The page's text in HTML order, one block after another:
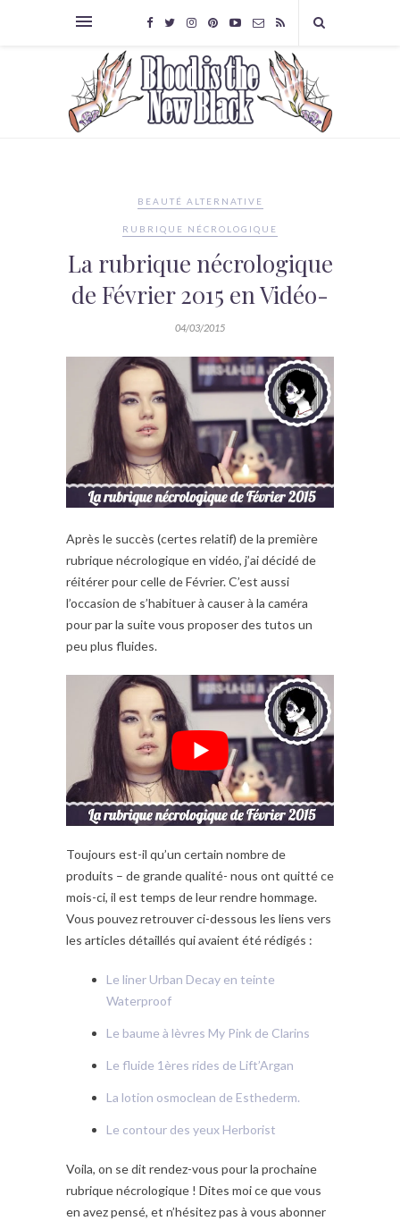
BEAUTÉ ALTERNATIVE
RUBRIQUE NÉCROLOGIQUE
La rubrique nécrologique
de Février 2015 en Vidéo-
04/03/2015
Après le succès (certes relatif) de la première
rubrique nécrologique en vidéo, j’ai décidé de
réitérer pour celle de Février. C’est aussi
l’occasion de s’habituer à causer à la caméra
pour par la suite vous proposer des tutos un
peu plus fluides.
Toujours est-il qu’un certain nombre de
produits – de grande qualité- nous ont quitté ce
mois-ci, il est temps de leur rendre hommage.
Vous pouvez retrouver ci-dessous les liens vers
les articles détaillés qui avaient été rédigés :
Le liner Urban Decay en teinte
Waterproof
Le baume à lèvres My Pink de Clarins
Le fluide 1ères rides de Lift’Argan
La lotion osmoclean de Esthederm.
Le contour des yeux Herborist
Voila, on se dit rendez-vous pour la prochaine
rubrique nécrologique ! Dites moi ce que vous
en avez pensé, et n’hésitez pas à vous abonner